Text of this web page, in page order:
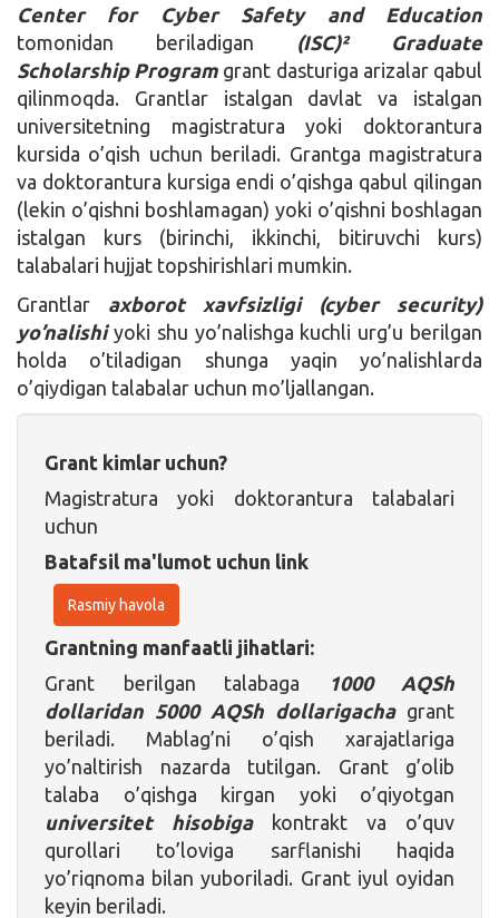
Center for Cyber Safety and Education
tomonidan beriladigan (ISC)² Graduate
Scholarship Program grant dasturiga arizalar qabul
qilinmoqda. Grantlar istalgan davlat va istalgan
universitetning magistratura yoki doktorantura
kursida o’qish uchun beriladi. Grantga magistratura
va doktorantura kursiga endi o’qishga qabul qilingan
(lekin o’qishni boshlamagan) yoki o’qishni boshlagan
istalgan kurs (birinchi, ikkinchi, bitiruvchi kurs)
talabalari hujjat topshirishlari mumkin.
Grantlar axborot xavfsizligi (cyber security)
yo’nalishiyoki shu yo’nalishga kuchli urg’u berilgan
holda o’tiladigan shunga yaqin yo’nalishlarda
o’qiydigan talabalar uchun mo’ljallangan.
Grant kimlar uchun?
Magistratura yoki doktorantura talabalari
uchun
Batafsil ma'lumot uchun link
Rasmiy havola
Grantning manfaatli jihatlari:
Grant berilgan talabaga
1000 AQSh
dollaridan 5000 AQSh dollarigachagrant
beriladi. Mablag’ni o’qish xarajatlariga
yo’naltirish nazarda tutilgan. Grant g’olib
talaba o’qishga kirgan yoki o’qiyotgan
universitet hisobigakontrakt va o’quv
qurollari to’loviga sarflanishi haqida
yo’riqnoma bilan yuboriladi. Grant iyul oyidan
keyin beriladi.